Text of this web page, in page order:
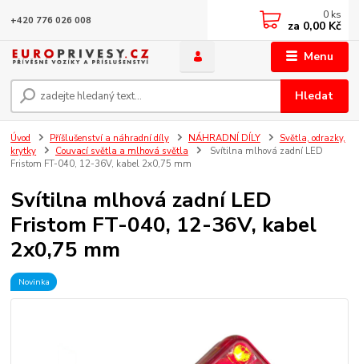
Menu
Hledat
+420 776 026 008 0 ks
za 0,00 Kč
Úvod Příšlušenství a náhradní díly NÁHRADNÍ DÍLY
Světla, odrazky,
krytky
Couvací světla a mlhová světla
Svítilna mlhová zadní LED
Fristom FT-040, 12-36V, kabel 2x0,75 mm
Svítilna mlhová zadní LED
Fristom FT-040, 12-36V, kabel
2x0,75 mm
Novinka